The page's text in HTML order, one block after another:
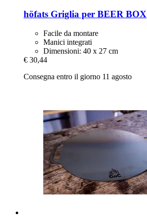
höfats Griglia per BEER BOX
Facile da montare
Manici integrati
Dimensioni: 40 x 27 cm
€ 30,44
Consegna entro il giorno 11 agosto